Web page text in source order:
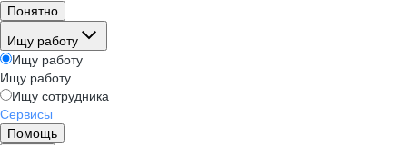
Понятно
Ищу работу
Ищу работу
Ищу работу
Ищу сотрудника
Сервисы
Помощь